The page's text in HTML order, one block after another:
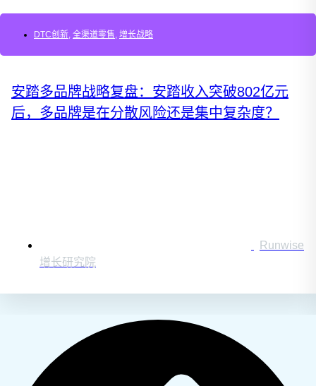
DTC创新, 全渠道零售, 增长战略
安踏多品牌战略复盘：安踏收入突破802亿元
后，多品牌是在分散风险还是集中复杂度？
Runwise
增长研究院